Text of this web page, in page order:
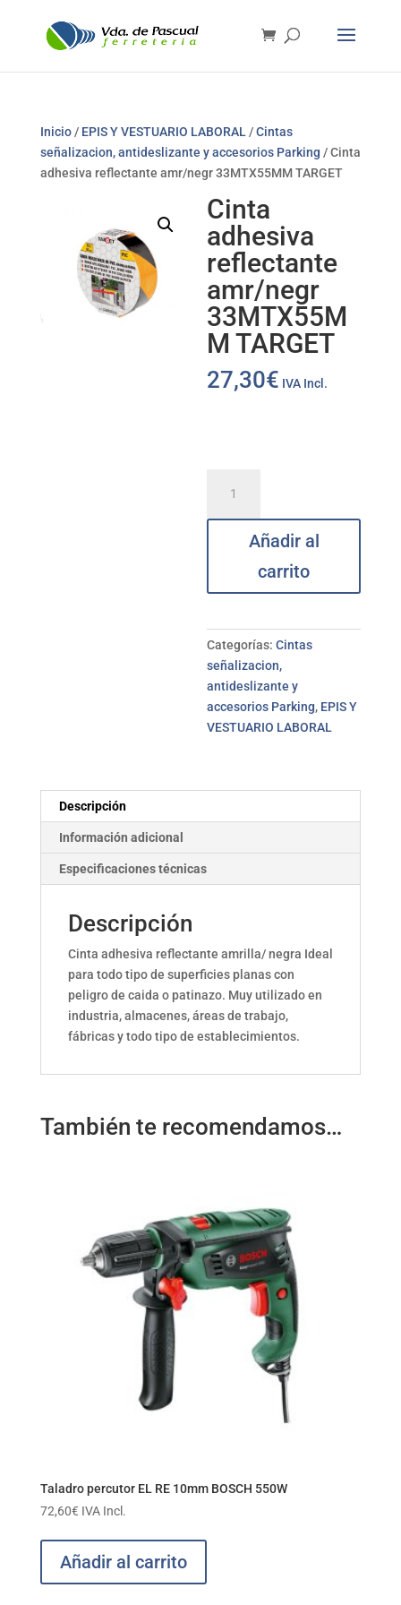
Inicio/ EPIS Y VESTUARIO LABORAL /Cintas
señalizacion, antideslizante y accesorios Parking / Cinta
adhesiva reflectante amr/negr 33MTX55MM TARGET
Cinta
adhesiva
reflectante
amr/negr
33MTX55M
M TARGET
27,30€ IVA Incl.
adhesiva
reflectante
amr/negrAñadir al
carrito
Categorías:Cintas
señalizacion,
antideslizante y
accesorios Parking, EPIS Y
VESTUARIO LABORAL
Descripción
Información adicional
Especificaciones técnicas
Descripción
Cinta adhesiva reflectante amrilla/ negra Ideal
para todo tipo de superficies planas con
peligro de caida o patinazo. Muy utilizado en
industria, almacenes, áreas de trabajo,
fábricas y todo tipo de establecimientos.
También te recomendamos…
Taladro percutor EL RE 10mm BOSCH 550W
72,60€ IVA Incl.
Añadir al carrito